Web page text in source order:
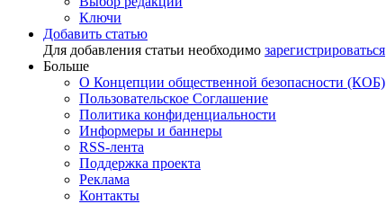
Ключи
Добавить статью
Для добавления статьи необходимо зарегистрироваться
Больше
О Концепции общественной безопасности (КОБ)
Пользовательское Соглашение
Политика конфиденциальности
Информеры и баннеры
RSS-лента
Поддержка проекта
Реклама
Контакты